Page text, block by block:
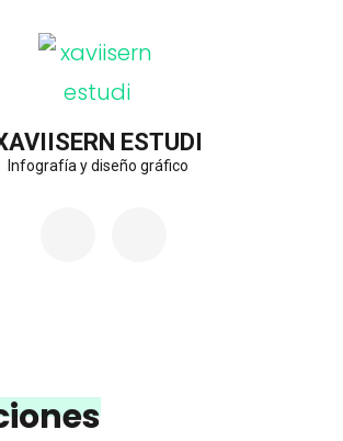
ESTUDI
Infografía y diseño gráfico